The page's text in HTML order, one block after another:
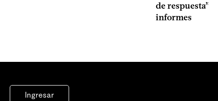
de respuesta”
informes
Ingresar